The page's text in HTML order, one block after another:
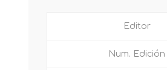
Editor
Num. Edición